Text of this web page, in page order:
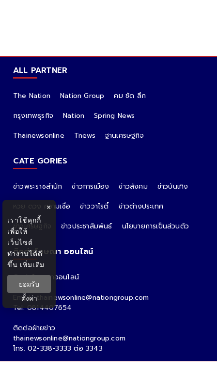
ALL PARTNER
The Nation Nation Group
คม ชัด ลึก
กรุงเทพธุรกิจ
Nation
Spring News
Thainewsonline
Tnews ฐานเศรษฐกิจ
CATE GORIES
ข่าวพระราชสำนัก ข่าวการเมือง ข่าวสังคม
ข่าวบันเทิง
หวย ดวง ความเชื่อ
ข่าววาไรตี้
ข่าวต่างประเทศ
ข่าวเศรษฐกิจ
ข่าวประชาสัมพันธ์ นโยบายการเป็นส่วนตัว
ติดต่อโฆษณา ออนไลน์
ติดต่อโฆษณาออนไลน์
คุณอ้อ
Email : thainewsonline@nationgroup.com
Tel: 0814407654
ติดต่อฝ่ายข่าว
thainewsonline@nationgroup.com
โทร. 02-338-3333 ต่อ 3343
×
เราใช้คุกกี้
เพื่อให้
เว็บไซต์
ทำงานได้ดี
ขึ้น เพิ่มเติม
ยอมรับ
ตั้งค่า